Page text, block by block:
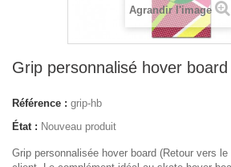
Agrandir l'image
Grip personnalisé hover board
Référence : grip-hb
État : Nouveau produit
Grip personnalisée hover board (Retour vers